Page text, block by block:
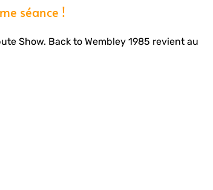
séance !
Show. Back to Wembley 1985 revient au